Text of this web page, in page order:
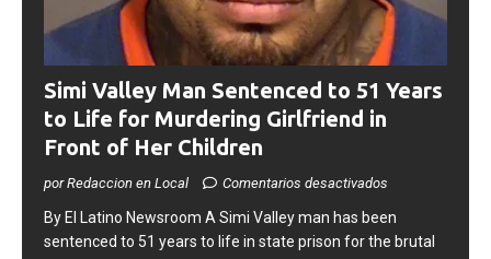
Simi Valley Man Sentenced to 51 Years
to Life for Murdering Girlfriend in
Front of Her Children
por Redaccion en Local Comentarios desactivados
​By El Latino Newsroom ​A Simi Valley man has been
sentenced to 51 years to life in state prison for the brutal